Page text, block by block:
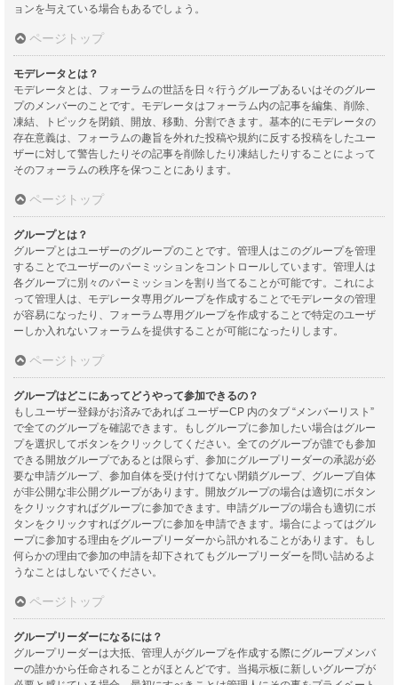
ョンを与えている場合もあるでしょう。
ページトップ
モデレータとは？
モデレータとは、フォーラムの世話を日々行うグループあるいはそのグルー
プのメンバーのことです。モデレータはフォーラム内の記事を編集、削除、
凍結、トピックを閉鎖、開放、移動、分割できます。基本的にモデレータの
存在意義は、フォーラムの趣旨を外れた投稿や規約に反する投稿をしたユー
ザーに対して警告したりその記事を削除したり凍結したりすることによって
そのフォーラムの秩序を保つことにあります。
ページトップ
グループとは？
グループとはユーザーのグループのことです。管理人はこのグループを管理
することでユーザーのパーミッションをコントロールしています。管理人は
各グループに別々のパーミッションを割り当てることが可能です。これによ
って管理人は、モデレータ専用グループを作成することでモデレータの管理
が容易になったり、フォーラム専用グループを作成することで特定のユーザ
ーしか入れないフォーラムを提供することが可能になったりします。
ページトップ
グループはどこにあってどうやって参加できるの？
もしユーザー登録がお済みであれば ユーザーCP 内のタブ “メンバーリスト”
で全てのグループを確認できます。もしグループに参加したい場合はグルー
プを選択してボタンをクリックしてください。全てのグループが誰でも参加
できる開放グループであるとは限らず、参加にグループリーダーの承認が必
要な申請グループ、参加自体を受け付けてない閉鎖グループ、グループ自体
が非公開な非公開グループがあります。開放グループの場合は適切にボタン
をクリックすればグループに参加できます。申請グループの場合も適切にボ
タンをクリックすればグループに参加を申請できます。場合によってはグル
ープに参加する理由をグループリーダーから訊かれることがあります。もし
何らかの理由で参加の申請を却下されてもグループリーダーを問い詰めるよ
うなことはしないでください。
ページトップ
グループリーダーになるには？
グループリーダーは大抵、管理人がグループを作成する際にグループメンバ
ーの誰かから任命されることがほとんどです。当掲示板に新しいグループが